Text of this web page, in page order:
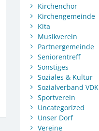
Kirchenchor
Kirchengemeinde
Kita
Musikverein
Partnergemeinde
Seniorentreff
Sonstiges
Soziales & Kultur
Sozialverband VDK
Sportverein
Uncategorized
Unser Dorf
Vereine